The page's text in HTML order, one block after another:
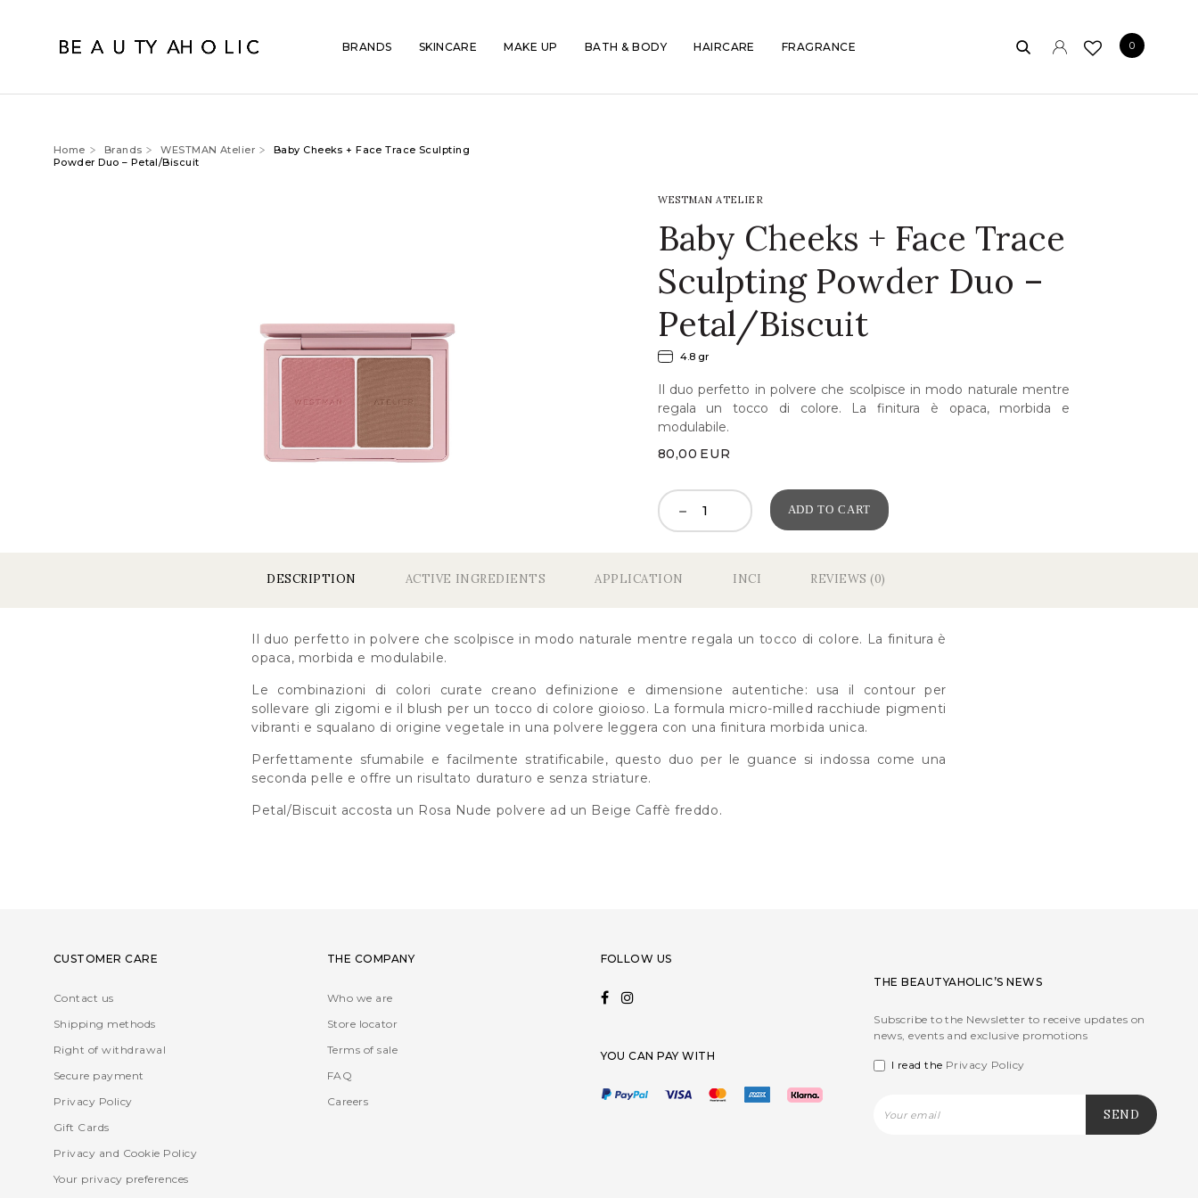
0
BRANDS SKINCARE MAKE UP BATH & BODY HAIRCARE FRAGRANCE
Home Brands WESTMAN Atelier
Baby Cheeks + Face Trace Sculpting
Powder Duo – Petal/Biscuit
WESTMAN ATELIER
Baby Cheeks + Face Trace
Sculpting Powder Duo –
Petal/Biscuit
4.8 gr
Il duo perfetto in polvere che scolpisce in modo naturale mentre
regala un tocco di colore. La finitura è opaca, morbida e
modulabile.
80,00 EUR
ADD TO CART
DESCRIPTION ACTIVE INGREDIENTS APPLICATION INCI REVIEWS (0)
Il duo perfetto in polvere che scolpisce in modo naturale mentre regala un tocco di colore. La finitura è
opaca, morbida e modulabile.
Le combinazioni di colori curate creano definizione e dimensione autentiche: usa il contour per
sollevare gli zigomi e il blush per un tocco di colore gioioso. La formula micro-milled racchiude pigmenti
vibranti e squalano di origine vegetale in una polvere leggera con una finitura morbida unica.
Perfettamente sfumabile e facilmente stratificabile, questo duo per le guance si indossa come una
seconda pelle e offre un risultato duraturo e senza striature.
Petal/Biscuit accosta un Rosa Nude polvere ad un Beige Caffè freddo.
CUSTOMER CARE
Contact us
Shipping methods
Right of withdrawal
Secure payment
Privacy Policy
Gift Cards
Privacy and Cookie Policy
Your privacy preferences
THE COMPANY
Who we are
Store locator
Terms of sale
FAQ
Careers
FOLLOW US
YOU CAN PAY WITH
THE BEAUTYAHOLIC’S NEWS
Subscribe to the Newsletter to receive updates on
news, events and exclusive promotions
I read the Privacy Policy